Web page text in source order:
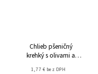
Chlieb pšeničný
krehký s olivami a
1,77 € bez DPH